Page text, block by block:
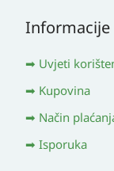
Informacije
Uvjeti
Kupovina
Način
Isporuka